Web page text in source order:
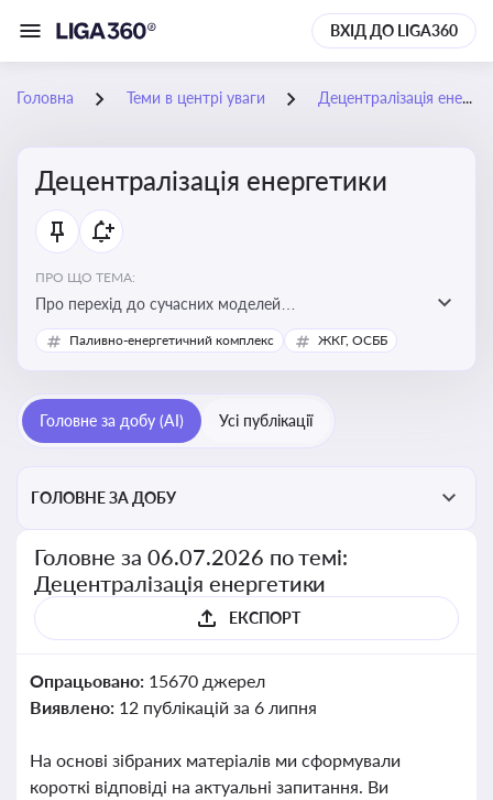
ВХІД ДО LIGA360
Головна Теми в центрі уваги Децентралізація енергетики
Децентралізація енергетики
ПРО ЩО ТЕМА:
Про перехід до сучасних моделей
енергозабезпечення, де виробництво електроенергії
здійснюється ближче до споживача. Це важливо для
втрат при транспортуванні енергії та стимулювання
розвитку відновлюваних джерел
Паливно-енергетичний комплекс ЖКГ, ОСББ
Головне за добу (AI) Усі публікації
ГОЛОВНЕ ЗА ДОБУ
Головне за 06.07.2026 по темі:
Децентралізація енергетики
ЕКСПОРТ
Опрацьовано: 15670 джерел
Виявлено: 12 публікацій за 6 липня
На основі зібраних матеріалів ми сформували
короткі відповіді на актуальні запитання. Ви